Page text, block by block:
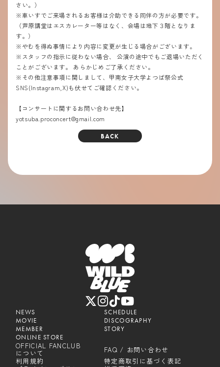
さい。）
※車いすでご来場されるお客様は介助できる同伴の方が必要です。
（芦原講堂はエスカレーター等はなく、会場は地下３階となりま
す。）
※やむを得ぬ事情により内容に変更が生じる場合がございます。
※スタッフの指示に従わない場合、 公演の途中でもご退場いただく
ことがございます。 あらかじめご了承ください。
※その他注意事項に関しまして、甲南女子大学よつば祭公式
SNS(Instagram,X)も伏せてご確認ください。
【コンサートに関するお問い合わせ先】
yotsuba.proconcert@gmail.com
BACK
NEWS
SCHEDULE
MOVIE
DISCOGRAPHY
MEMBER
STORY
ONLINE STORE
OFFICIAL FANCLUB
について
FAQ / お問い合わせ
利用規約
特定商取引に基づく表記